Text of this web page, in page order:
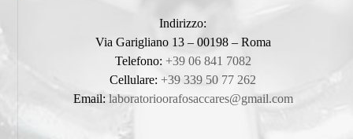
Indirizzo:
Via Garigliano 13 – 00198 – Roma
Telefono: +39 06 841 7082
Cellulare: +39 339 50 77 262
Email: laboratorioorafosaccares@gmail.com